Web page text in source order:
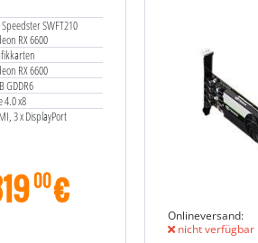
Speedster SWFT210
RX 6600
RX 6600
GDDR6
4.0 x8
3 x DisplayPort
00€
Onlineversand:
nicht verfügbar